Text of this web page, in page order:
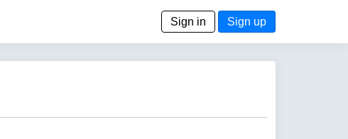
Sign in Sign up